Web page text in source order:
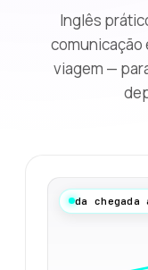
Inglês
comunicação
viagem —
da chegada